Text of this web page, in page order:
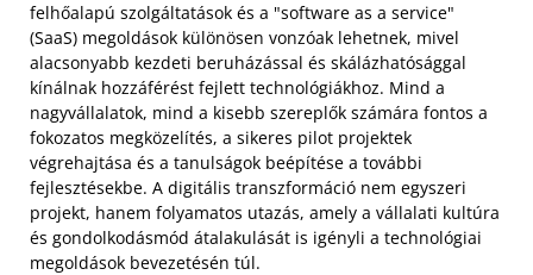
felhőalapú szolgáltatások és a "software as a service"
(SaaS) megoldások különösen vonzóak lehetnek, mivel
alacsonyabb kezdeti beruházással és skálázhatósággal
kínálnak hozzáférést fejlett technológiákhoz. Mind a
nagyvállalatok, mind a kisebb szereplők számára fontos a
fokozatos megközelítés, a sikeres pilot projektek
végrehajtása és a tanulságok beépítése a további
fejlesztésekbe. A digitális transzformáció nem egyszeri
projekt, hanem folyamatos utazás, amely a vállalati kultúra
és gondolkodásmód átalakulását is igényli a technológiai
megoldások bevezetésén túl.